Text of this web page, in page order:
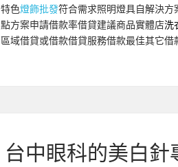
特色燈飾批發符合需求照明燈具自解決
點方案申請借款率借貸建議商品實體店洗
區域借貸或借款借貸服務借款最佳其它借
台中眼科的美白